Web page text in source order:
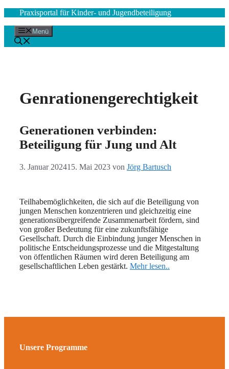
springen
Praxisportal für Kinder- und Jugendbeteiligung
Menü
Genrationengerechtigkeit
Generationen verbinden:
Beteiligung für Jung und Alt
3. Januar 202415. Mai 2023 von Jörg Bartusch
Teilhabemöglichkeiten, die sich auf die Beteiligung von
jungen Menschen konzentrieren und gleichzeitig eine
generationsübergreifende Zusammenarbeit fördern, sind
von großer Bedeutung für eine zukunftsfähige
Gesellschaft. Durch die Einbindung junger Menschen in
politische Entscheidungsprozesse und die Mitgestaltung
von öffentlichen Räumen wird deren Beteiligung am
gesellschaftlichen Leben gestärkt. Mehr lesen..
Unsere Programme